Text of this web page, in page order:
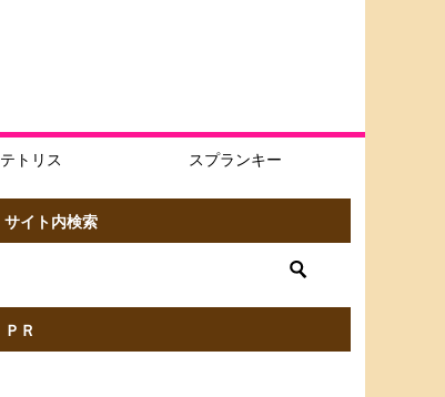
テトリス スプランキー
サイト内検索
ＰＲ